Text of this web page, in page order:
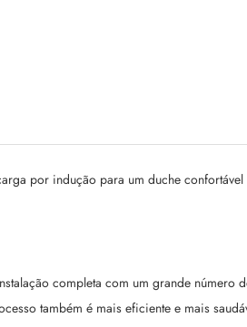
por indução para um duche confortável
completa com um grande número
também é mais eficiente e mais